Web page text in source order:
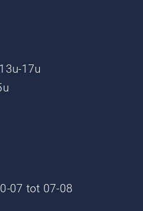
17u
07 tot 07-08